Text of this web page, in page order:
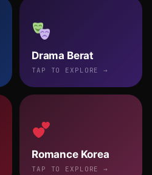
Drama Berat
TAP TO EXPLORE →
Romance Korea
TAP TO EXPLORE →